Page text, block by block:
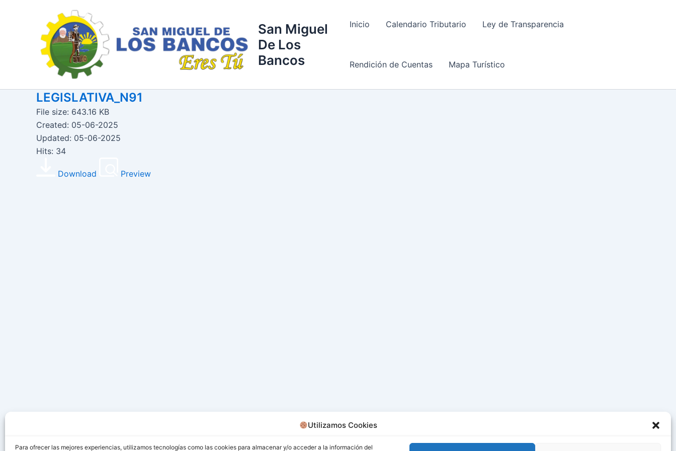
Utilizamos Cookies
Para ofrecer las mejores experiencias, utilizamos tecnologías como las cookies para almacenar y/o acceder a la información del
San Miguel
De Los
Bancos
Inicio Calendario Tributario Ley de Transparencia
Rendición de Cuentas Mapa Turístico
LEGISLATIVA_N91
File size: 643.16 KB
Created: 05-06-2025
Updated: 05-06-2025
Hits: 34
Download Preview